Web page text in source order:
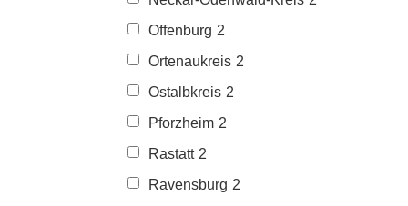
Offenburg 2
Ortenaukreis 2
Ostalbkreis 2
Pforzheim 2
Rastatt 2
Ravensburg 2